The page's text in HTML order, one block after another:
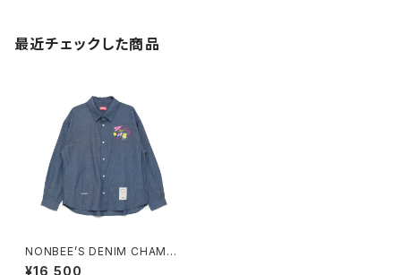
最近チェックした商品
NONBEE’S DENIM CHAMBR
AY “LEMON-SOUR＆NONBE
¥16,500